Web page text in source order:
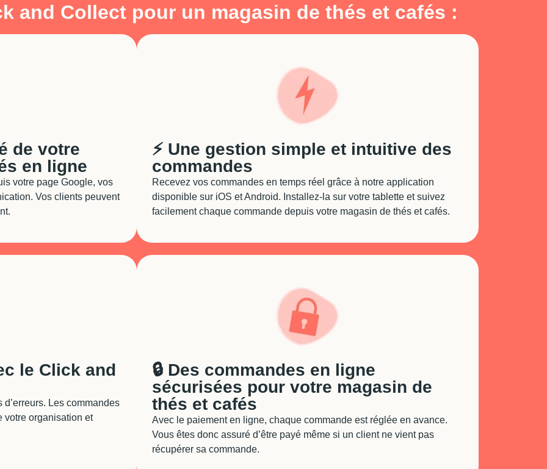
and Collect pour un magasin de thés et cafés :
de votre
en ligne
votre page Google, vos
Vos clients peuvent
⚡️ Une gestion simple et intuitive des
commandes
Recevez vos commandes en temps réel grâce à notre application
disponible sur iOS et Android. Installez-la sur votre tablette et suivez
facilement chaque commande depuis votre magasin de thés et cafés.
le Click and
d’erreurs. Les commandes
votre organisation et
🔒 Des commandes en ligne
sécurisées pour votre magasin de
thés et cafés
Avec le paiement en ligne, chaque commande est réglée en avance.
Vous êtes donc assuré d’être payé même si un client ne vient pas
récupérer sa commande.